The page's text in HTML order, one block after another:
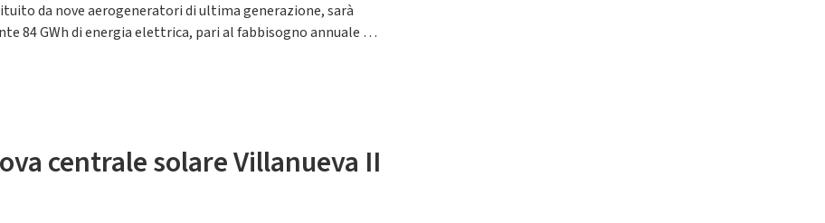
da nove aerogeneratori di ultima generazione, sarà
84 GWh di energia elettrica, pari al fabbisogno annuale di
centrale solare Villanueva II